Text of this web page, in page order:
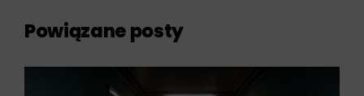
Powiązane posty